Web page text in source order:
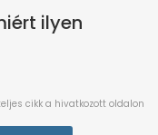
ilyen